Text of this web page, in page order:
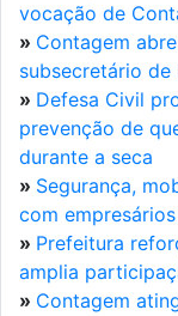
vocação de
» Contagem
subsecretário de
» Defesa Civil
prevenção de
durante a seca
» Segurança,
com empresários
» Prefeitura
amplia
» Contagem